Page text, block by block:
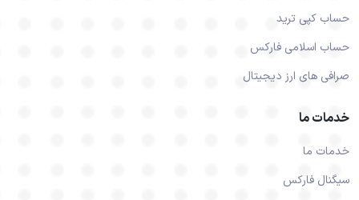
حساب کپی ترید
حساب اسلامی فارکس
صرافی های ارز دیجیتال
خدمات ما
خدمات ما
سیگنال فارکس